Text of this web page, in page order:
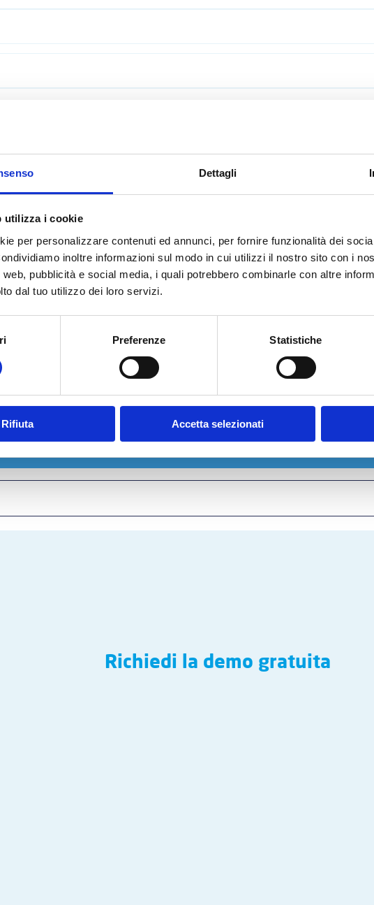
Dettagli
utilizza i cookie
per personalizzare contenuti ed annunci, per fornire funzionalità dei
inoltre informazioni sul modo in cui utilizzi il nostro sito con i
pubblicità e social media, i quali potrebbero combinarle con altre
dal tuo utilizzo dei loro servizi.
Preferenze Statistiche
Rifiuta Accetta selezionati
leggi l'informativa sulla privacy
da parte della società NTS Informatica per migliorare il mio business
delle società di NTS Informatica per essere aggiornato su tutte le novità.
Richiedi la demo gratuita